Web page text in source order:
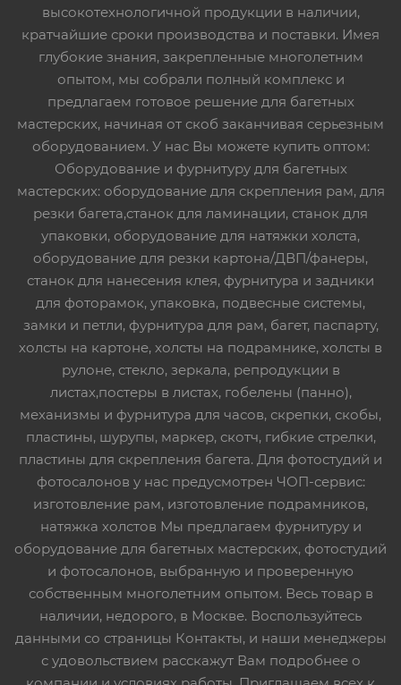
высокотехнологичной продукции в наличии,
кратчайшие сроки производства и поставки. Имея
глубокие знания, закрепленные многолетним
опытом, мы собрали полный комплекс и
предлагаем готовое решение для багетных
мастерских, начиная от скоб заканчивая серьезным
оборудованием. У нас Вы можете купить оптом:
Оборудование и фурнитуру для багетных
мастерских: оборудование для скрепления рам, для
резки багета,станок для ламинации, станок для
упаковки, оборудование для натяжки холста,
оборудование для резки картона/ДВП/фанеры,
станок для нанесения клея, фурнитура и задники
для фоторамок, упаковка, подвесные системы,
замки и петли, фурнитура для рам, багет, паспарту,
холсты на картоне, холсты на подрамнике, холсты в
рулоне, стекло, зеркала, репродукции в
листах,постеры в листах, гобелены (панно),
механизмы и фурнитура для часов, скрепки, скобы,
пластины, шурупы, маркер, скотч, гибкие стрелки,
пластины для скрепления багета. Для фотостудий и
фотосалонов у нас предусмотрен ЧОП-сервис:
изготовление рам, изготовление подрамников,
натяжка холстов Мы предлагаем фурнитуру и
оборудование для багетных мастерских, фотостудий
и фотосалонов, выбранную и проверенную
собственным многолетним опытом. Весь товар в
наличии, недорого, в Москве. Воспользуйтесь
данными со страницы Контакты, и наши менеджеры
с удовольствием расскажут Вам подробнее о